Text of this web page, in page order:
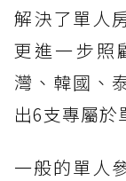
解決了單人
更進一步照
灣、韓國、
出6支專屬於
一般的單人